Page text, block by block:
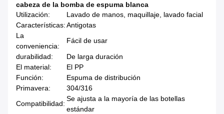
cabeza de la bomba de espuma blanca
Utilización:
Lavado de manos, maquillaje, lavado facial
Características:Antigotas
La
conveniencia:
Fácil de usar
durabilidad:
De larga duración
El material:
El PP
Función:
Espuma de distribución
Primavera:
304/316
Compatibilidad:
Se ajusta a la mayoría de las botellas
estándar